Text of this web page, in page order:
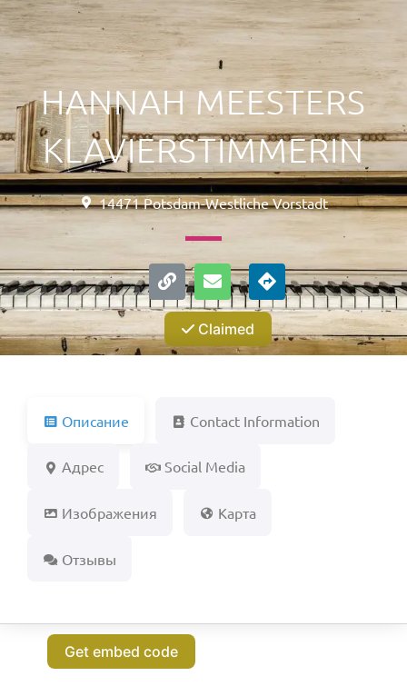
HANNAH MEESTERS
KLAVIERSTIMMERIN
14471 Potsdam-Westliche Vorstadt
Claimed
Описание Contact Information
Адрес Social Media
Изображения Карта
Отзывы
Get embed code